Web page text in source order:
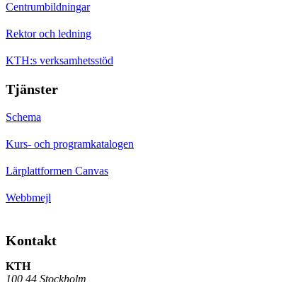
Centrumbildningar
Rektor och ledning
KTH:s verksamhetsstöd
Tjänster
Schema
Kurs- och programkatalogen
Lärplattformen Canvas
Webbmejl
Kontakt
KTH
100 44 Stockholm